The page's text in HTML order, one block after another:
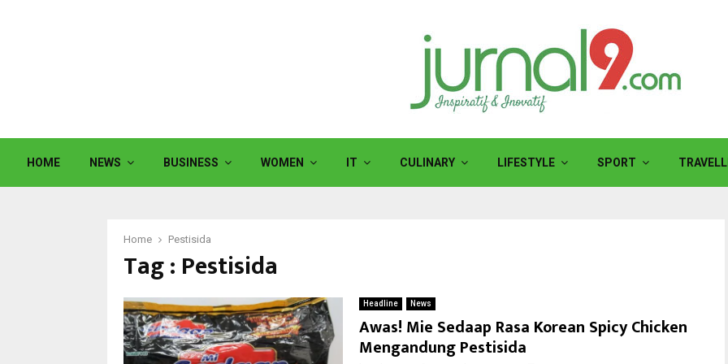
HOME NEWS BUSINESS WOMEN IT CULINARY LIFESTYLE SPORT
Home Pestisida
Tag : Pestisida
Headline News
Awas! Mie Sedaap Rasa Korean Spicy Chicken
Mengandung Pestisida